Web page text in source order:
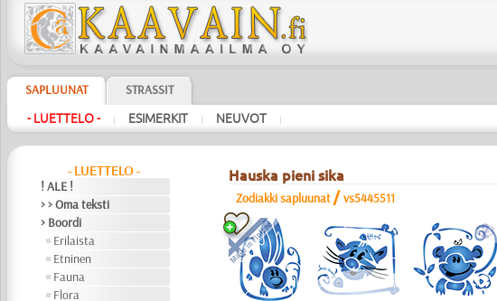
SAPLUUNAT STRASSIT
- LUETTELO - | ESIMERKIT | NEUVOT |
- LUETTELO -
! ALE !
> > Oma teksti
> Boordi
Erilaista
Etninen
Fauna
Flora
Hauska pieni sika
Zodiakki sapluunat /vs5445511
b